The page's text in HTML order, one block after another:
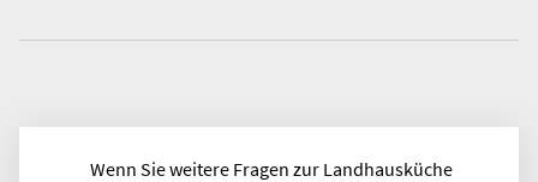
Wenn Sie weitere Fragen zur Landhausküche